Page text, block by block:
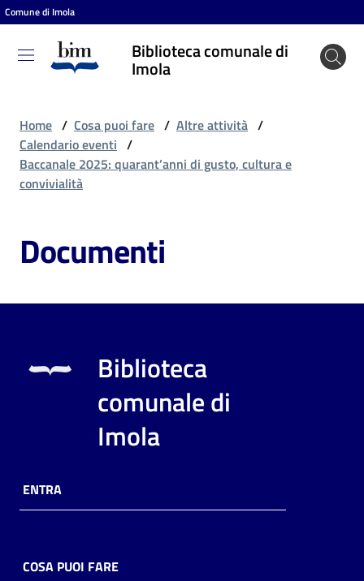
Vai al contenuto
Vai alla navigazione
Vai al footer
Comune di Imola
Biblioteca comunale di
Imola
Biblioteca
comunale
Entra
Cosa
puoi
Home / Cosa puoi fare / Altre attività /
Calendario eventi /
Baccanale 2025: quarant’anni di gusto, cultura e
convivialità
Documenti
Biblioteca
comunale di
Imola
ENTRA
COSA PUOI FARE